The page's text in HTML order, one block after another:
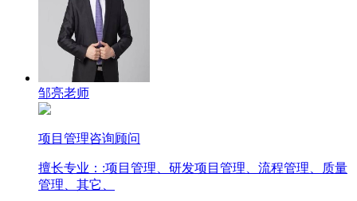
邹亮老师
项目管理咨询顾问
擅长专业： :项目管理、研发项目管理、流程管理、质量
管理、其它、